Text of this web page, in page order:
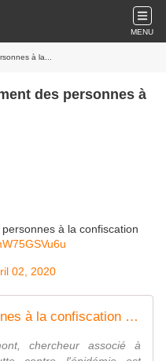
MENU
à la...
des personnes à
à la confiscation
02, 2020
Du confinement des personnes à la confiscation des libertés publiques
chercheur associé à